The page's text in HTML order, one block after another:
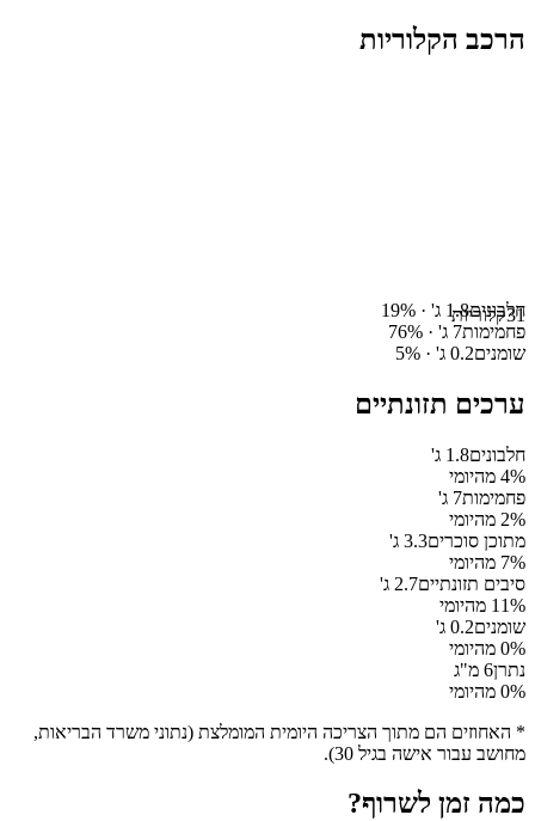
הרכב הקלוריות
31קלוריות
חלבונים1.8 ג' · 19%
פחמימות7 ג' · 76%
שומנים0.2 ג' · 5%
ערכים תזונתיים
חלבונים1.8 ג'
4% מהיומי
פחמימות7 ג'
2% מהיומי
מתוכן סוכרים3.3 ג'
7% מהיומי
סיבים תזונתיים2.7 ג'
11% מהיומי
שומנים0.2 ג'
0% מהיומי
נתרן6 מ"ג
0% מהיומי
* האחוזים הם מתוך הצריכה היומית המומלצת (נתוני משרד הבריאות,
מחושב עבור אישה בגיל 30).
כמה זמן לשרוף?